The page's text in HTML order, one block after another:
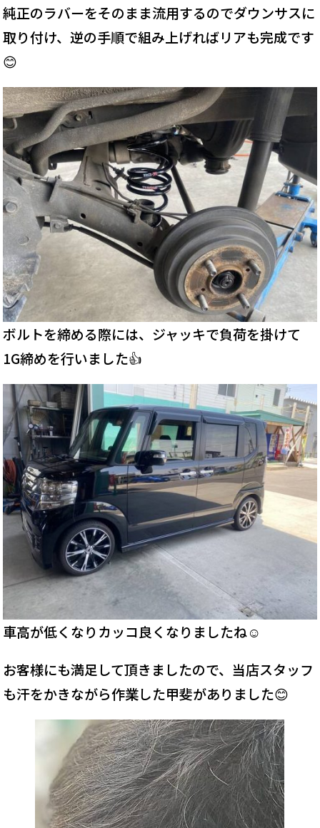
純正のラバーをそのまま流用するのでダウンサスに
取り付け、逆の手順で組み上げればリアも完成です
😊
ボルトを締める際には、ジャッキで負荷を掛けて
1G締めを行いました👍
車高が低くなりカッコ良くなりましたね☺️
お客様にも満足して頂きましたので、当店スタッフ
も汗をかきながら作業した甲斐がありました😊